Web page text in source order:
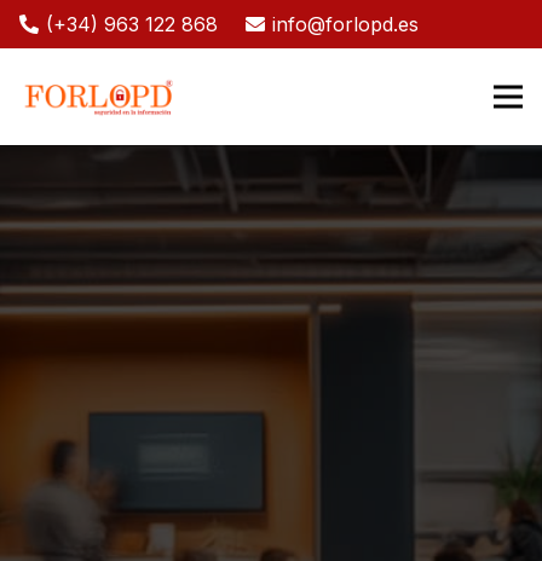
(+34) 963 122 868 info@forlopd.es